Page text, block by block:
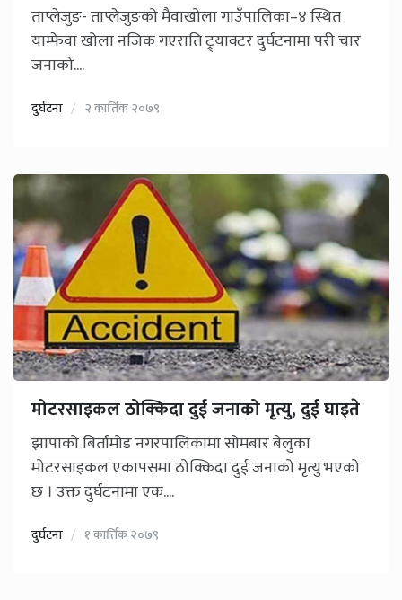
ताप्लेजुङ- ताप्लेजुङको मैवाखोला गाउँपालिका–४ स्थित
याम्फेवा खोला नजिक गएराति ट्र्याक्टर दुर्घटनामा परी चार
जनाको....
दुर्घटना २ कार्तिक २०७९
मोटरसाइकल ठोक्किदा दुई जनाको मृत्यु, दुई घाइते
झापाको बिर्तामोड नगरपालिकामा सोमबार बेलुका
मोटरसाइकल एकापसमा ठोक्किदा दुई जनाको मृत्यु भएको
छ । उक्त दुर्घटनामा एक....
दुर्घटना १ कार्तिक २०७९